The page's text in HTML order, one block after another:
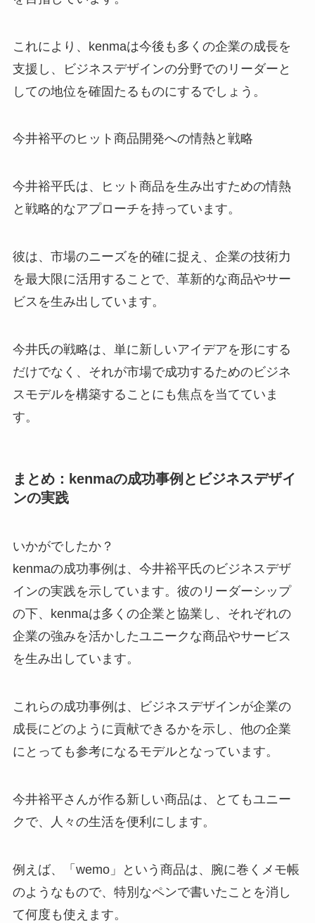
これにより、kenmaは今後も多くの企業の成長を
支援し、ビジネスデザインの分野でのリーダーと
しての地位を確固たるものにするでしょう。
今井裕平のヒット商品開発への情熱と戦略
今井裕平氏は、ヒット商品を生み出すための情熱
と戦略的なアプローチを持っています。
彼は、市場のニーズを的確に捉え、企業の技術力
を最大限に活用することで、革新的な商品やサー
ビスを生み出しています。
今井氏の戦略は、単に新しいアイデアを形にする
だけでなく、それが市場で成功するためのビジネ
スモデルを構築することにも焦点を当てていま
す。
まとめ：kenmaの成功事例とビジネスデザイ
ンの実践
いかがでしたか？
kenmaの成功事例は、今井裕平氏のビジネスデザ
インの実践を示しています。彼のリーダーシップ
の下、kenmaは多くの企業と協業し、それぞれの
企業の強みを活かしたユニークな商品やサービス
を生み出しています。
これらの成功事例は、ビジネスデザインが企業の
成長にどのように貢献できるかを示し、他の企業
にとっても参考になるモデルとなっています。
今井裕平さんが作る新しい商品は、とてもユニー
クで、人々の生活を便利にします。
例えば、「wemo」という商品は、腕に巻くメモ帳
のようなもので、特別なペンで書いたことを消し
て何度も使えます。